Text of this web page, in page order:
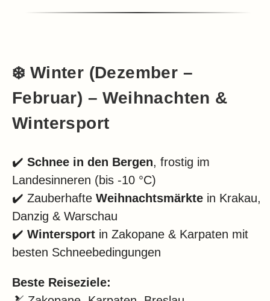
❄️ Winter (Dezember –
Februar) – Weihnachten &
Wintersport
✔️ Schnee in den Bergen, frostig im
Landesinneren (bis -10 °C)
✔️ Zauberhafte Weihnachtsmärkte in Krakau,
Danzig & Warschau
✔️ Wintersport in Zakopane & Karpaten mit
besten Schneebedingungen
Beste Reiseziele: